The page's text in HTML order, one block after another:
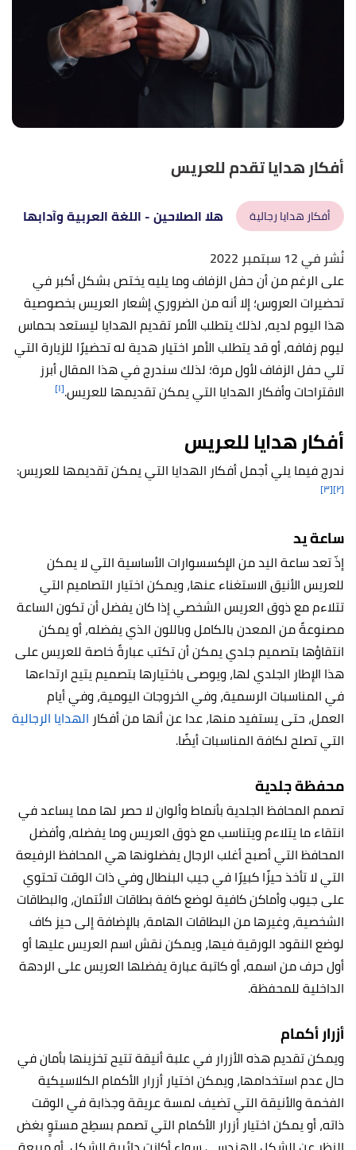
أفكار هدايا تقدم للعريس
أفكار هدايا رجالية هلا الصلاحين- اللغة العربية وآدابها
نُشر في 12 سبتمبر 2022
على الرغم من أن حفل الزفاف وما يليه يختص بشكل أكبر في
تحضيرات العروس؛ إلا أنه من الضروري إشعار العريس بخصوصية
هذا اليوم لديه، لذلك يتطلب الأمر تقديم الهدايا ليستعد بحماس
ليوم زفافه، أو قد يتطلب الأمر اختيار هدية له تحضيرًا للزيارة التي
تلي حفل الزفاف لأول مرة؛ لذلك سندرج في هذا المقال أبرز
الاقتراحات وأفكار الهدايا التي يمكن تقديمها للعريس.[١]
أفكار هدايا للعريس
ندرج فيما يلي أجمل أفكار الهدايا التي يمكن تقديمها للعريس:
[٢] [٣]
ساعة يد
إذّ تعد ساعة اليد من الإكسسوارات الأساسية التي لا يمكن
للعريس الأنيق الاستغناء عنها، ويمكن اختيار التصاميم التي
تتلاءم مع ذوق العريس الشخصي إذا كان يفضل أن تكون الساعة
مصنوعةً من المعدن بالكامل وباللون الذي يفضله، أو يمكن
انتقاؤها بتصميم جلدي يمكن أن تكتب عبارةً خاصة للعريس على
هذا الإطار الجلدي لها، ويوصى باختيارها بتصميم يتيح ارتداءها
في المناسبات الرسمية، وفي الخروجات اليومية، وفي أيام
العمل، حتى يستفيد منها، عدا عن أنها من أفكار الهدايا الرجالية
التي تصلح لكافة المناسبات أيضًا.
محفظة جلدية
تصمم المحافظ الجلدية بأنماط وألوان لا حصر لها مما يساعد في
انتقاء ما يتلاءم ويتناسب مع ذوق العريس وما يفضله، وأفضل
المحافظ التي أصبح أغلب الرجال يفضلونها هي المحافظ الرفيعة
التي لا تأخذ حيزًا كبيرًا في جيب البنطال وفي ذات الوقت تحتوي
على جيوب وأماكن كافية لوضع كافة بطاقات الائتمان، والبطاقات
الشخصية، وغيرها من البطاقات الهامة، بالإضافة إلى حيز كاف
لوضع النقود الورقية فيها، ويمكن نقش اسم العريس عليها أو
أول حرف من اسمه، أو كاتبة عبارة يفضلها العريس على الردهة
الداخلية للمحفظة.
أزرار أكمام
ويمكن تقديم هذه الأزرار في علبة أنيقة تتيح تخزينها بأمان في
حال عدم استخدامها، ويمكن اختيار أزرار الأكمام الكلاسيكية
الفخمة والأنيقة التي تضيف لمسة عريقة وجذابة في الوقت
ذاته، أو يمكن اختيار أزرار الأكمام التي تصمم بسطِح مستوٍ بغض